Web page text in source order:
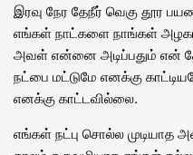
இரவு நேர தேநீர் வெகு தூர
எங்கள் நாட்களை நாங்கள்
அவள் என்னை அடிப்பதும் என்
நட்பை மட்டுமே எனக்கு
எனக்கு காட்டவில்லை.
எங்கள் நட்பு சொல்ல முடியாத